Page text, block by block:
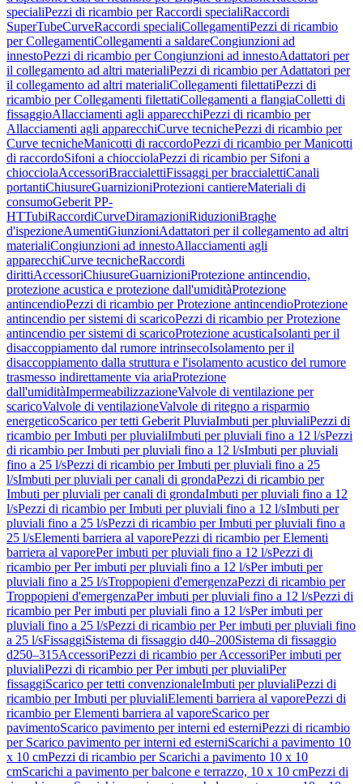
specialiPezzi di ricambio per Raccordi specialiRaccordi
SuperTubeCurveRaccordi specialiCollegamentiPezzi di ricambio
per CollegamentiCollegamenti a saldareCongiunzioni ad
innestoPezzi di ricambio per Congiunzioni ad innestoAdattatori per
il collegamento ad altri materialiPezzi di ricambio per Adattatori per
il collegamento ad altri materialiCollegamenti filettatiPezzi di
ricambio per Collegamenti filettatiCollegamenti a flangiaColletti di
fissaggioAllacciamenti agli apparecchiPezzi di ricambio per
Allacciamenti agli apparecchiCurve tecnichePezzi di ricambio per
Curve tecnicheManicotti di raccordoPezzi di ricambio per Manicotti
di raccordoSifoni a chiocciolaPezzi di ricambio per Sifoni a
chiocciolaAccessoriBraccialettiFissaggi per braccialettiCanali
portantiChiusureGuarnizioniProtezioni cantiereMateriali di
consumoGeberit PP-
HTTubiRaccordiCurveDiramazioniRiduzioniBraghe
d'ispezioneAumentiGiunzioniAdattatori per il collegamento ad altri
materialiCongiunzioni ad innestoAllacciamenti agli
apparecchiCurve tecnicheRaccordi
dirittiAccessoriChiusureGuarnizioniProtezione antincendio,
protezione acustica e protezione dall'umiditàProtezione
antincendioPezzi di ricambio per Protezione antincendioProtezione
antincendio per sistemi di scaricoPezzi di ricambio per Protezione
antincendio per sistemi di scaricoProtezione acusticaIsolanti per il
disaccoppiamento dal rumore intrinsecoIsolamento per il
disaccoppiamento dalla struttura e l'isolamento acustico del rumore
trasmesso indirettamente via ariaProtezione
dall'umiditàImpermeabilizzazioneValvole di ventilazione per
scaricoValvole di ventilazioneValvole di ritegno a risparmio
energeticoScarico per tetti Geberit PluviaImbuti per pluvialiPezzi di
ricambio per Imbuti per pluvialiImbuti per pluviali fino a 12 l/sPezzi
di ricambio per Imbuti per pluviali fino a 12 l/sImbuti per pluviali
fino a 25 l/sPezzi di ricambio per Imbuti per pluviali fino a 25
l/sImbuti per pluviali per canali di grondaPezzi di ricambio per
Imbuti per pluviali per canali di grondaImbuti per pluviali fino a 12
l/sPezzi di ricambio per Imbuti per pluviali fino a 12 l/sImbuti per
pluviali fino a 25 l/sPezzi di ricambio per Imbuti per pluviali fino a
25 l/sElementi barriera al vaporePezzi di ricambio per Elementi
barriera al vaporePer imbuti per pluviali fino a 12 l/sPezzi di
ricambio per Per imbuti per pluviali fino a 12 l/sPer imbuti per
pluviali fino a 25 l/sTroppopieni d'emergenzaPezzi di ricambio per
Troppopieni d'emergenzaPer imbuti per pluviali fino a 12 l/sPezzi di
ricambio per Per imbuti per pluviali fino a 12 l/sPer imbuti per
pluviali fino a 25 l/sPezzi di ricambio per Per imbuti per pluviali fino
a 25 l/sFissaggiSistema di fissaggio d40–200Sistema di fissaggio
d250–315AccessoriPezzi di ricambio per AccessoriPer imbuti per
pluvialiPezzi di ricambio per Per imbuti per pluvialiPer
fissaggiScarico per tetti convenzionaleImbuti per pluvialiPezzi di
ricambio per Imbuti per pluvialiElementi barriera al vaporePezzi di
ricambio per Elementi barriera al vaporeScarico per
pavimentoScarico pavimento per interni ed esterniPezzi di ricambio
per Scarico pavimento per interni ed esterniScarichi a pavimento 10
x 10 cmPezzi di ricambio per Scarichi a pavimento 10 x 10
cmScarichi a pavimento per balcone e terrazzo, 10 x 10 cmPezzi di